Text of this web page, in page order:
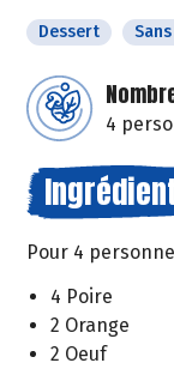
Dessert
4
Pour 4
4 Poire
2 Orange
2 Oeuf